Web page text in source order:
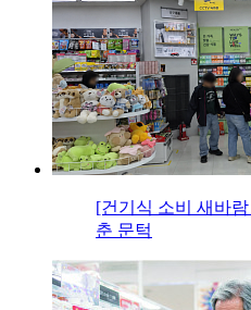
[건기식 소비 새바
춘 문턱